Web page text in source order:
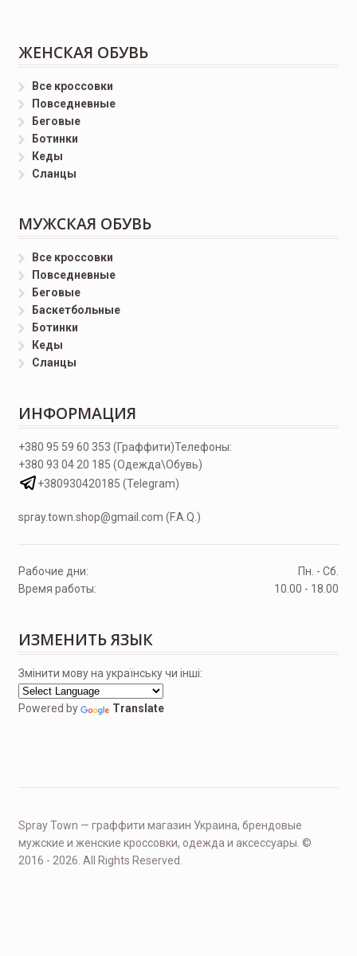
ЖЕНСКАЯ ОБУВЬ
Все кроссовки
Повседневные
Беговые
Ботинки
Кеды
Сланцы
МУЖСКАЯ ОБУВЬ
Все кроссовки
Повседневные
Беговые
Баскетбольные
Ботинки
Кеды
Сланцы
ИНФОРМАЦИЯ
Телефоны:
+380 95 59 60 353 (Граффити)
+380 93 04 20 185 (Одежда\Обувь)
+380930420185 (Telegram)
spray.town.shop@gmail.com (F.A.Q.)
Рабочие дни:
Пн. - Сб.
Время работы:
10.00 - 18.00
ИЗМЕНИТЬ ЯЗЫК
Змінити мову на українську чи інші:
Powered by Translate
Spray Town — граффити магазин Украина, брендовые
мужские и женские кроссовки, одежда и аксессуары. ©
2016 - 2026. All Rights Reserved.